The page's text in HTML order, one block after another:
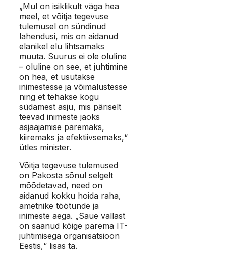
„Mul on isiklikult väga hea
meel, et võitja tegevuse
tulemusel on sündinud
lahendusi, mis on aidanud
elanikel elu lihtsamaks
muuta. Suurus ei ole oluline
– oluline on see, et juhtimine
on hea, et usutakse
inimestesse ja võimalustesse
ning et tehakse kogu
südamest asju, mis päriselt
teevad inimeste jaoks
asjaajamise paremaks,
kiiremaks ja efektiivsemaks,“
ütles minister.
Võitja tegevuse tulemused
on Pakosta sõnul selgelt
mõõdetavad, need on
aidanud kokku hoida raha,
ametnike töötunde ja
inimeste aega. „Saue vallast
on saanud kõige parema IT-
juhtimisega organisatsioon
Eestis,“ lisas ta.